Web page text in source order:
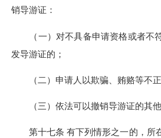
销导游证：
（一）对不具备申请资格或者不
发导游证的；
（二）申请人以欺骗、贿赂等不正
（三）依法可以撤销导游证的其他
第十七条 有下列情形之一的，所